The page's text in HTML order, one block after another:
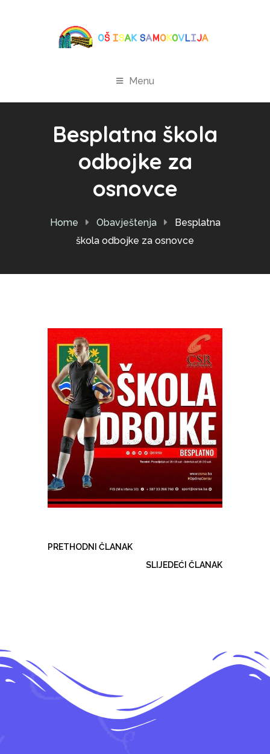
Menu
Besplatna škola
odbojke za
osnovce
Home Obavještenja
Besplatna
škola odbojke za osnovce
PRETHODNI ČLANAK
SLIJEDEĆI ČLANAK